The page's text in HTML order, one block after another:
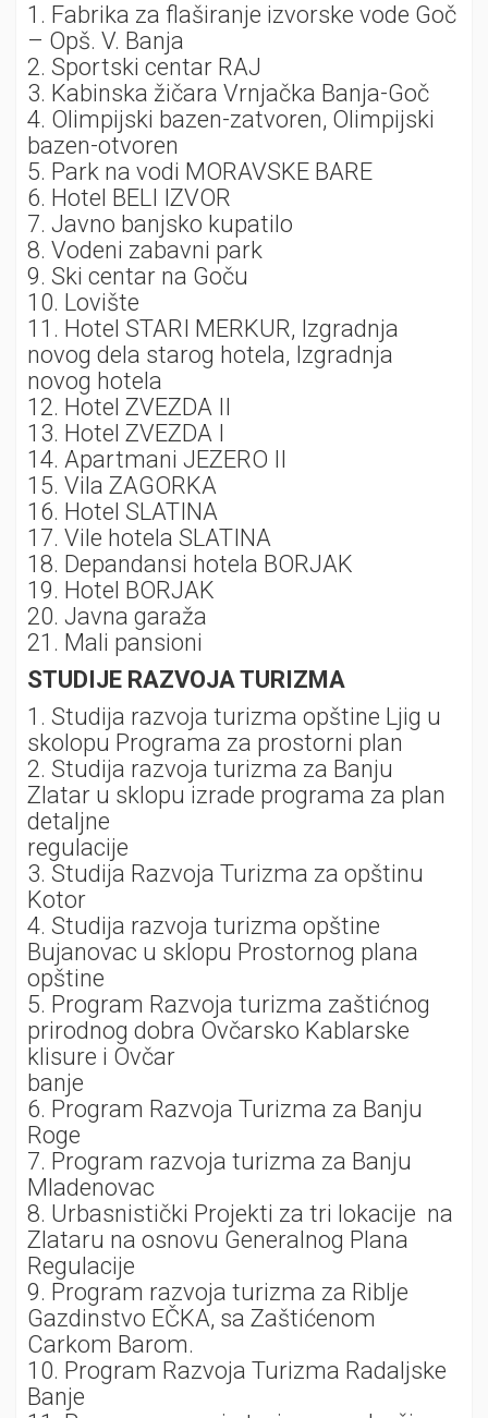
1. Fabrika za flaširanje izvorske vode Goč
– Opš. V. Banja
2. Sportski centar RAJ
3. Kabinska žičara Vrnjačka Banja-Goč
4. Olimpijski bazen-zatvoren, Olimpijski
bazen-otvoren
5. Park na vodi MORAVSKE BARE
6. Hotel BELI IZVOR
7. Javno banjsko kupatilo
8. Vodeni zabavni park
9. Ski centar na Goču
10. Lovište
11. Hotel STARI MERKUR, Izgradnja
novog dela starog hotela, Izgradnja
novog hotela
12. Hotel ZVEZDA II
13. Hotel ZVEZDA I
14. Apartmani JEZERO II
15. Vila ZAGORKA
16. Hotel SLATINA
17. Vile hotela SLATINA
18. Depandansi hotela BORJAK
19. Hotel BORJAK
20. Javna garaža
21. Mali pansioni
STUDIJE RAZVOJA TURIZMA
1. Studija razvoja turizma opštine Ljig u
skolopu Programa za prostorni plan
2. Studija razvoja turizma za Banju
Zlatar u sklopu izrade programa za plan
detaljne
regulacije
3. Studija Razvoja Turizma za opštinu
Kotor
4. Studija razvoja turizma opštine
Bujanovac u sklopu Prostornog plana
opštine
5. Program Razvoja turizma zaštićnog
prirodnog dobra Ovčarsko Kablarske
klisure i Ovčar
banje
6. Program Razvoja Turizma za Banju
Roge
7. Program razvoja turizma za Banju
Mladenovac
8. Urbasnistički Projekti za tri lokacije na
Zlataru na osnovu Generalnog Plana
Regulacije
9. Program razvoja turizma za Riblje
Gazdinstvo EČKA, sa Zaštićenom
Carkom Barom.
10. Program Razvoja Turizma Radaljske
Banje